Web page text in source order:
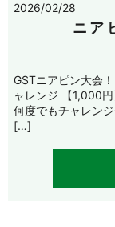
2026/02/28
ニア
GSTニアピン大会
ャレンジ 【1,000
何度でもチャレン
[…]